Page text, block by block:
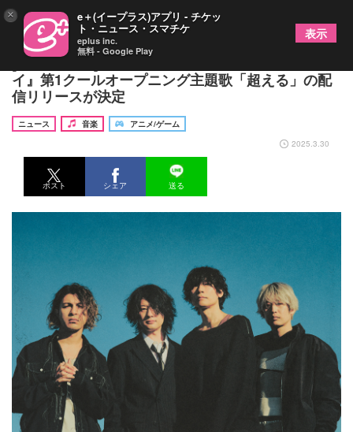
[Alexandros]、アニメ『ウマ娘 シンデレラグレ
イ』第1クールオープニング主題歌「超える」の配
信リリースが決定
ニュース 音楽
アニメ/ゲーム
2025.3.30
ポスト シェア 送る
× e＋(イープラス)アプリ - チケッ
ト・ニュース・スマチケ
eplus inc.
無料 - Google Play
表示